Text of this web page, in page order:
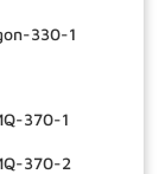
330-1
370-1
370-2